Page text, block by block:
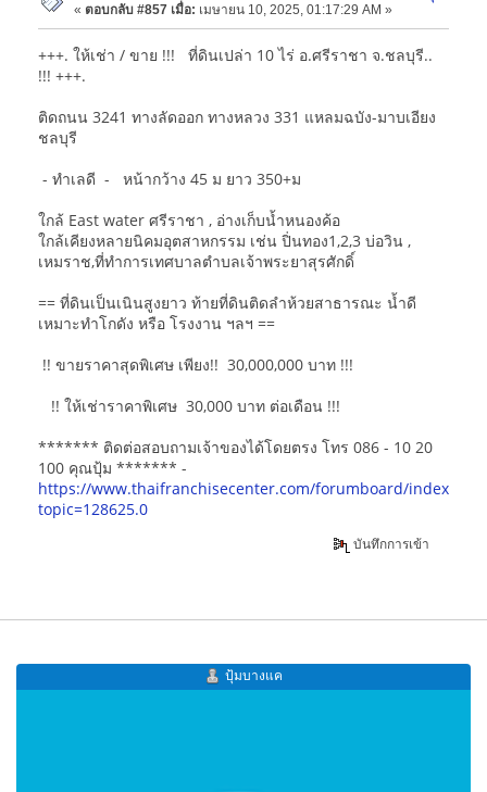
« ตอบกลับ #857 เมื่อ: เมษายน 10, 2025, 01:17:29 AM »
+++. ให้เช่า / ขาย !!! ที่ดินเปล่า 10 ไร่ อ.ศรีราชา จ.ชลบุรี..
!!! +++.
ติดถนน 3241 ทางลัดออก ทางหลวง 331 แหลมฉบัง-มาบเอียง
ชลบุรี
- ทำเลดี - หน้ากว้าง 45 ม ยาว 350+ม
ใกล้ East water ศรีราชา , อ่างเก็บน้ำหนองค้อ
ใกล้เคียงหลายนิคมอุตสาหกรรม เช่น ปิ่นทอง1,2,3 บ่อวิน ,
เหมราช,ที่ทำการเทศบาลตำบลเจ้าพระยาสุรศักดิ์
== ที่ดินเป็นเนินสูงยาว ท้ายที่ดินติดลำห้วยสาธารณะ น้ำดี
เหมาะทำโกดัง หรือ โรงงาน ฯลฯ ==
!! ขายราคาสุดพิเศษ เพียง!! 30,000,000 บาท !!!
!! ให้เช่าราคาพิเศษ 30,000 บาท ต่อเดือน !!!
******* ติดต่อสอบถามเจ้าของได้โดยตรง โทร 086 - 10 20
100 คุณปุ้ม ******* -
https://www.thaifranchisecenter.com/forumboard/
topic=128625.0
บันทึกการเข้า
ปุ้มบางแค